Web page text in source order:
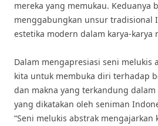
mereka yang memukau. Keduanya
menggabungkan unsur tradisional
estetika modern dalam karya-karya
Dalam mengapresiasi seni melukis
kita untuk membuka diri terhadap
dan makna yang terkandung dalam
yang dikatakan oleh seniman
“Seni melukis abstrak